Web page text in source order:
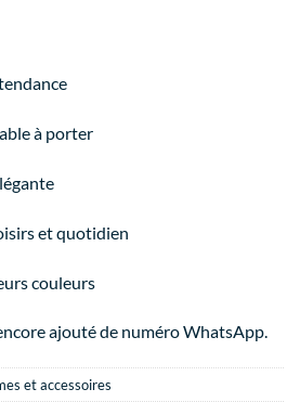
à porter
et quotidien
couleurs
ajouté de numéro WhatsApp.
et accessoires